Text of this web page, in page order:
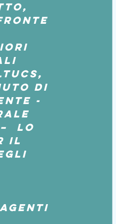
fronte
di
-
lo
il